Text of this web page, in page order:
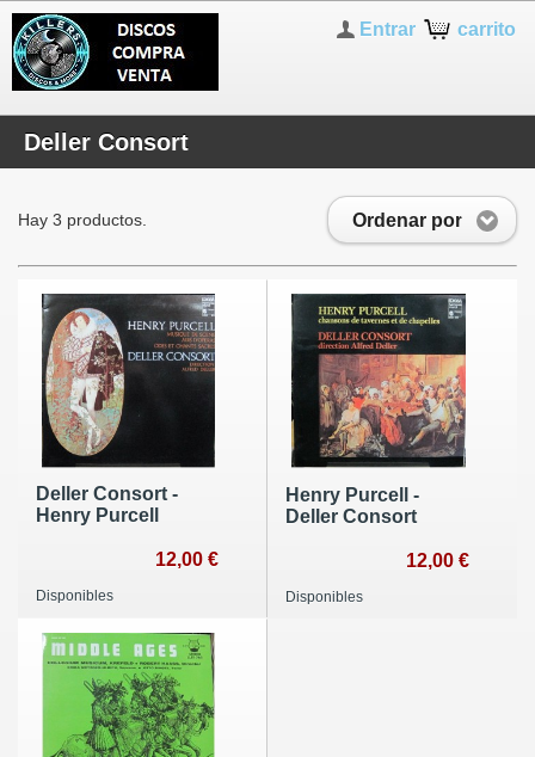
carrito
Entrar
Deller Consort
Ordenar por
Hay 3 productos.
Deller Consort -
Henry Purcell
12,00 €
Disponibles
Henry Purcell -
Deller Consort
12,00 €
Disponibles